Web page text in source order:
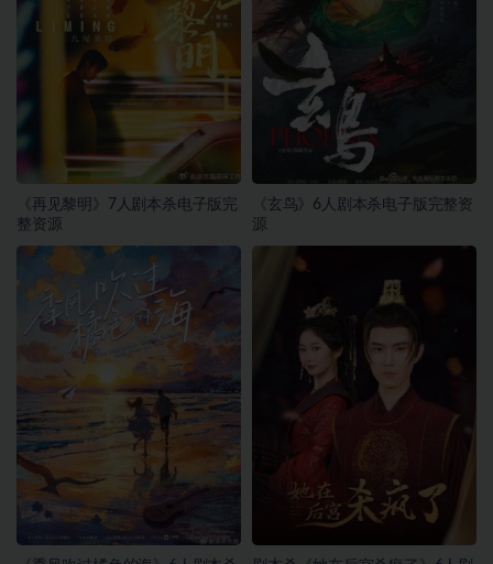
《再见黎明》7人剧本杀电子版完
整资源
《玄鸟》6人剧本杀电子版完整资
源